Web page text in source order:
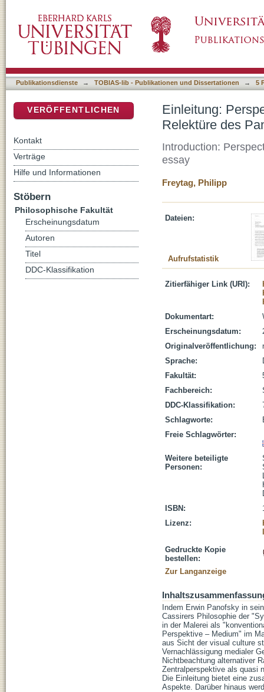
Aufsatzes
Publikationsdienste → TOBIAS-lib - Publikationen und Dissertationen → 5
Einleitung:
Relektüre des
Introduction:
essay
Freytag, Philipp
Dateien:
Aufrufstatistik
Zitierfähiger Link (URI):
Dokumentart:
Erscheinungsdatum:
Originalveröffentlichung:
Sprache:
Fakultät:
Fachbereich:
DDC-Klassifikation:
Schlagworte:
Freie Schlagwörter:
Weitere beteiligte
Personen:
ISBN:
Lizenz:
Gedruckte Kopie
bestellen:
Zur Langanzeige
Indem Erwin Panofsky in
Cassirers Philosophie der
in der Malerei als
Perspektive – Medium" im
aus Sicht der visual culture
Vernachlässigung medialer
Nichtbeachtung alternativer
Zentralperspektive als quasi
Die Einleitung bietet eine
Aspekte. Darüber hinaus
VERÖFFENTLICHEN
Kontakt
Verträge
Hilfe und Informationen
Stöbern
Philosophische Fakultät
Erscheinungsdatum
Autoren
Titel
DDC-Klassifikation